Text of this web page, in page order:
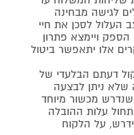
לגישה מבחינה
העלול לסכן את חיי
הספק ויימצא פתרון
אלו יתאפשר ביטול
דעתם הבלעדי של
שלא ניתן לבצעה
מכשור מיוחד
עלות ההובלה
על הלקוח